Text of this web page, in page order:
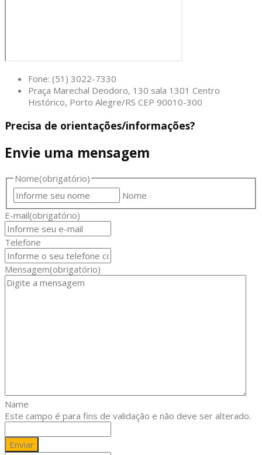
Fone: (51) 3022-7330
Praça Marechal Deodoro, 130 sala 1301 Centro
Histórico, Porto Alegre/RS CEP 90010-300
Precisa de orientações/informações?
Envie uma mensagem
Nome(obrigatório)
Nome
E-mail(obrigatório)
Telefone
Mensagem(obrigatório)
Name
Este campo é para fins de validação e não deve ser alterado.